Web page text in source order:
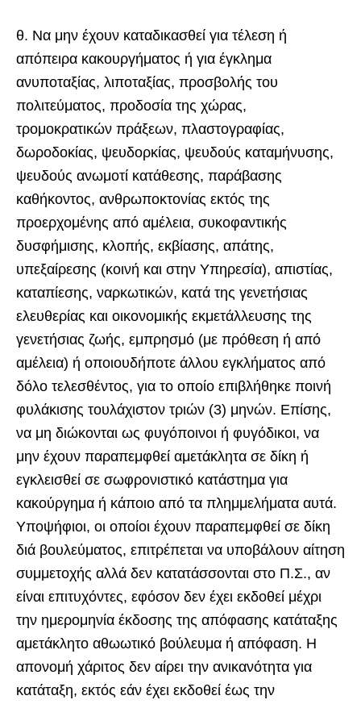
θ. Να μην έχουν καταδικασθεί για τέλεση ή
απόπειρα κακουργήματος ή για έγκλημα
ανυποταξίας, λιποταξίας, προσβολής του
πολιτεύματος, προδοσία της χώρας,
τρομοκρατικών πράξεων, πλαστογραφίας,
δωροδοκίας, ψευδορκίας, ψευδούς καταμήνυσης,
ψευδούς ανωμοτί κατάθεσης, παράβασης
καθήκοντος, ανθρωποκτονίας εκτός της
προερχομένης από αμέλεια, συκοφαντικής
δυσφήμισης, κλοπής, εκβίασης, απάτης,
υπεξαίρεσης (κοινή και στην Υπηρεσία), απιστίας,
καταπίεσης, ναρκωτικών, κατά της γενετήσιας
ελευθερίας και οικονομικής εκμετάλλευσης της
γενετήσιας ζωής, εμπρησμό (με πρόθεση ή από
αμέλεια) ή οποιουδήποτε άλλου εγκλήματος από
δόλο τελεσθέντος, για το οποίο επιβλήθηκε ποινή
φυλάκισης τουλάχιστον τριών (3) μηνών. Επίσης,
να μη διώκονται ως φυγόποινοι ή φυγόδικοι, να
μην έχουν παραπεμφθεί αμετάκλητα σε δίκη ή
εγκλεισθεί σε σωφρονιστικό κατάστημα για
κακούργημα ή κάποιο από τα πλημμελήματα αυτά.
Υποψήφιοι, οι οποίοι έχουν παραπεμφθεί σε δίκη
διά βουλεύματος, επιτρέπεται να υποβάλουν αίτηση
συμμετοχής αλλά δεν κατατάσσονται στο Π.Σ., αν
είναι επιτυχόντες, εφόσον δεν έχει εκδοθεί μέχρι
την ημερομηνία έκδοσης της απόφασης κατάταξης
αμετάκλητο αθωωτικό βούλευμα ή απόφαση. Η
απονομή χάριτος δεν αίρει την ανικανότητα για
κατάταξη, εκτός εάν έχει εκδοθεί έως την